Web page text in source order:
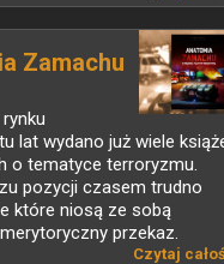
Zamachu
lat wydano już wiele
o tematyce terroryzmu.
pozycji czasem trudno
które niosą ze sobą
przekaz.
Czytaj